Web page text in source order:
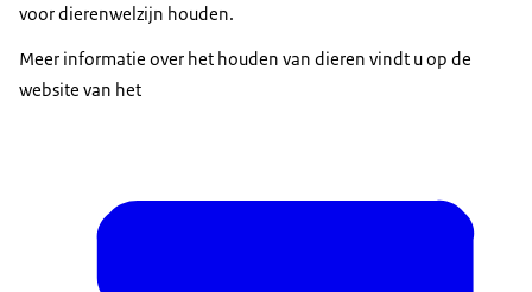
voor dierenwelzijn houden.
Meer informatie over het houden van dieren vindt u op de
website van het